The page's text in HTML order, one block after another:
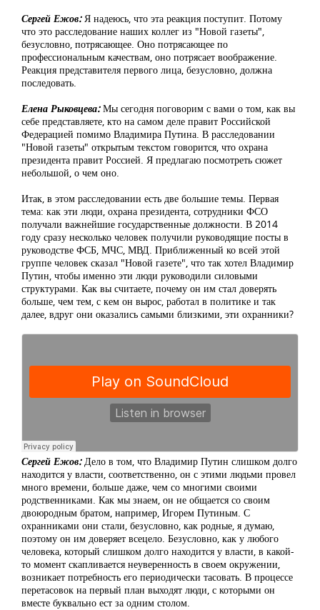
Сергей Ежов:Я надеюсь, что эта реакция поступит. Потому
что это расследование наших коллег из "Новой газеты",
безусловно, потрясающее. Оно потрясающее по
профессиональным качествам, оно потрясает воображение.
Реакция представителя первого лица, безусловно, должна
последовать.
Елена Рыковцева:Мы сегодня поговорим с вами о том, как вы
себе представляете, кто на самом деле правит Российской
Федерацией помимо Владимира Путина. В расследовании
"Новой газеты" открытым текстом говорится, что охрана
президента правит Россией. Я предлагаю посмотреть сюжет
небольшой, о чем оно.
Итак, в этом расследовании есть две большие темы. Первая
тема: как эти люди, охрана президента, сотрудники ФСО
получали важнейшие государственные должности. В 2014
году сразу несколько человек получили руководящие посты в
руководстве ФСБ, МЧС, МВД. Приближенный ко всей этой
группе человек сказал "Новой газете", что так хотел Владимир
Путин, чтобы именно эти люди руководили силовыми
структурами. Как вы считаете, почему он им стал доверять
больше, чем тем, с кем он вырос, работал в политике и так
далее, вдруг они оказались самыми близкими, эти охранники?
Сергей Ежов:Дело в том, что Владимир Путин слишком долго
находится у власти, соответственно, он с этими людьми провел
много времени, больше даже, чем со многими своими
родственниками. Как мы знаем, он не общается со своим
двоюродным братом, например, Игорем Путиным. С
охранниками они стали, безусловно, как родные, я думаю,
поэтому он им доверяет всецело. Безусловно, как у любого
человека, который слишком долго находится у власти, в какой-
то момент скапливается неуверенность в своем окружении,
возникает потребность его периодически тасовать. В процессе
перетасовок на первый план выходят люди, с которыми он
вместе буквально ест за одним столом.